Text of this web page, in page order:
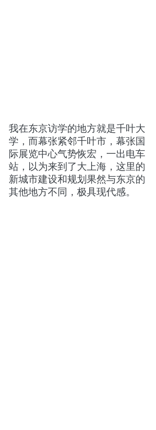
我在东京访学的地方就是千叶大
学，而幕张紧邻千叶市，幕张国
际展览中心气势恢宏，一出电车
站，以为来到了大上海，这里的
新城市建设和规划果然与东京的
其他地方不同，极具现代感。